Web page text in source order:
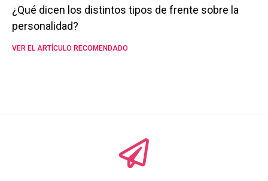
¿Qué dicen los distintos tipos de frente sobre la
personalidad?
VER EL ARTÍCULO RECOMENDADO